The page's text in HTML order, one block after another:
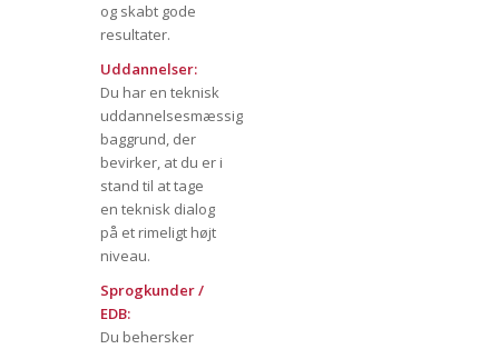
og skabt gode
resultater.
Uddannelser:
Du har en teknisk
uddannelsesmæssig
baggrund, der
bevirker, at du er i
stand til at tage
en teknisk dialog
på et rimeligt højt
niveau.
Sprogkunder /
EDB:
Du behersker